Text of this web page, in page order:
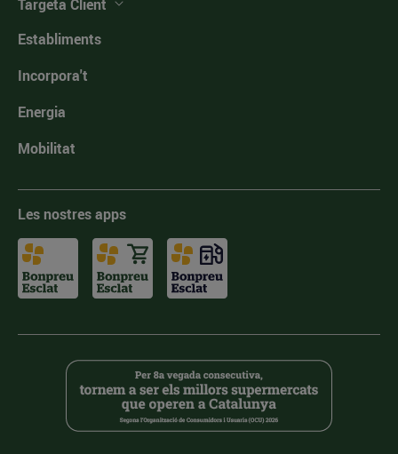
Targeta Client
Establiments
Incorpora't
Energia
Mobilitat
Les nostres apps